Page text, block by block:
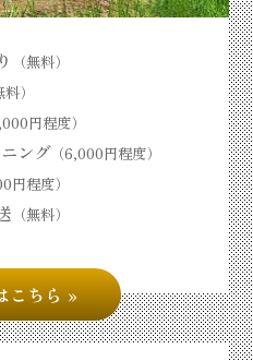
（無料）
料）
円程度）
ング（6,000円程度）
円程度）
（無料）
こちら